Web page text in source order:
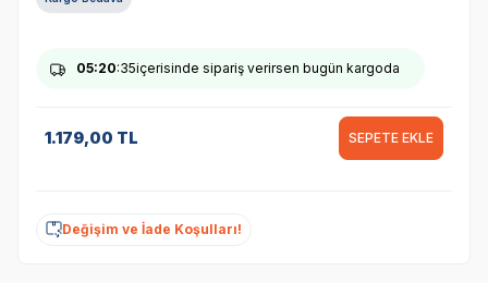
05:20:35içerisinde sipariş verirsen bugün kargoda
1.179,00 TL SEPETE EKLE
Değişim ve İade Koşulları!